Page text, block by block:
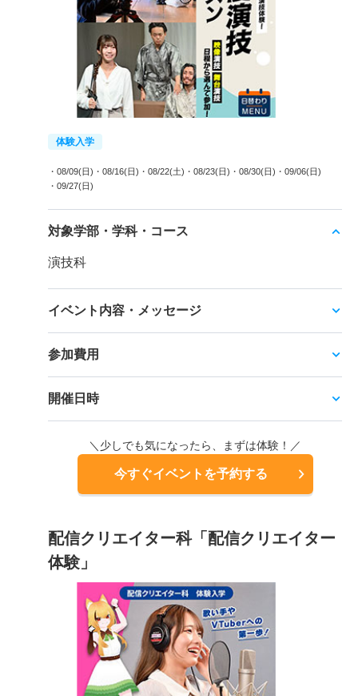
体験入学
・08/09(日) ・08/16(日) ・08/22(土) ・08/23(日) ・08/30(日) ・09/06(日)
・09/27(日)
対象学部・学科・コース
演技科
イベント内容・メッセージ
参加費用
開催日時
＼少しでも気になったら、まずは体験！／
今すぐイベントを予約する
配信クリエイター科「配信クリエイター
体験」